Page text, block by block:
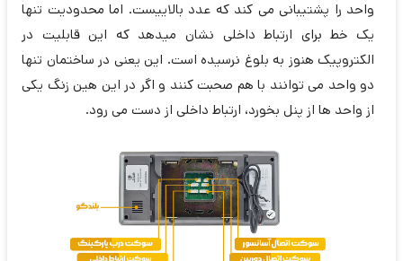
واحد را پشتیبانی می کند که عدد بالاییست. اما محدودیت تنها
یک خط برای ارتباط داخلی نشان میدهد که این قابلیت در
الکتروپیک هنوز به بلوغ نرسیده است. این یعنی در ساختمان تنها
دو واحد می توانند با هم صحبت کنند و اگر در این هین زنگ یکی
از واحد ها از پنل بخورد، ارتباط داخلی از دست می رود.